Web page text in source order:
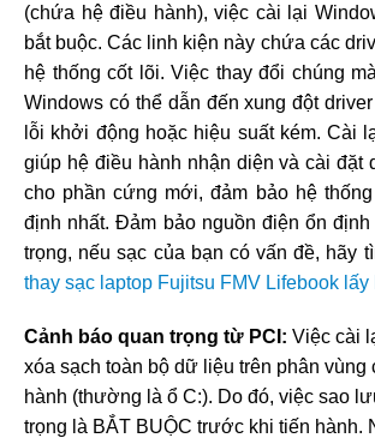
(chứa hệ điều hành), việc cài lại
bắt buộc. Các linh kiện này chứa các
hệ thống cốt lõi. Việc thay đổi chúng
Windows có thể dẫn đến xung đột
lỗi khởi động hoặc hiệu suất kém. Cài
giúp hệ điều hành nhận diện và cài đặt
cho phần cứng mới, đảm bảo hệ
định nhất. Đảm bảo nguồn điện ổn định
trọng, nếu sạc của bạn có vấn đề, hãy
thay sạc laptop Fujitsu FMV Lifebook lấy
Cảnh báo quan trọng từ PCI: Việc cài
xóa sạch toàn bộ dữ liệu trên phân vùng
hành (thường là ổ C:). Do đó, việc sao
trọng là BẮT BUỘC trước khi tiến hành.